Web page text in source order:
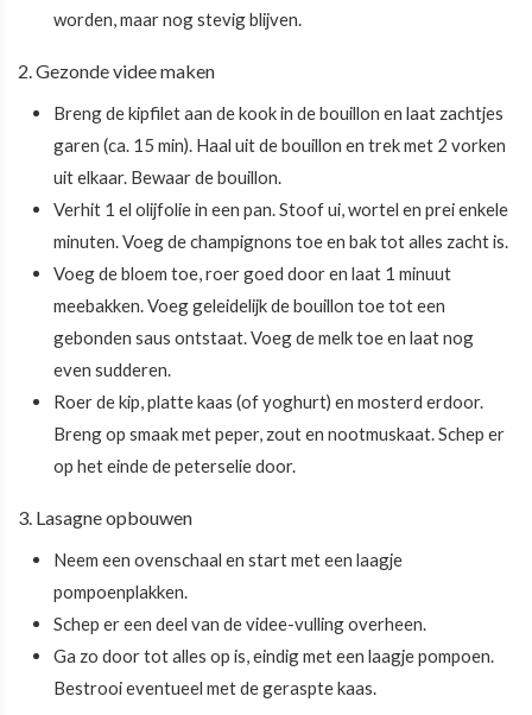
worden, maar nog stevig blijven.
2. Gezonde videe maken
Breng de kipfilet aan de kook in de bouillon en laat zachtjes
garen (ca. 15 min). Haal uit de bouillon en trek met 2 vorken
uit elkaar. Bewaar de bouillon.
Verhit 1 el olijfolie in een pan. Stoof ui, wortel en prei enkele
minuten. Voeg de champignons toe en bak tot alles zacht is.
Voeg de bloem toe, roer goed door en laat 1 minuut
meebakken. Voeg geleidelijk de bouillon toe tot een
gebonden saus ontstaat. Voeg de melk toe en laat nog
even sudderen.
Roer de kip, platte kaas (of yoghurt) en mosterd erdoor.
Breng op smaak met peper, zout en nootmuskaat. Schep er
op het einde de peterselie door.
3. Lasagne opbouwen
Neem een ovenschaal en start met een laagje
pompoenplakken.
Schep er een deel van de videe-vulling overheen.
Ga zo door tot alles op is, eindig met een laagje pompoen.
Bestrooi eventueel met de geraspte kaas.